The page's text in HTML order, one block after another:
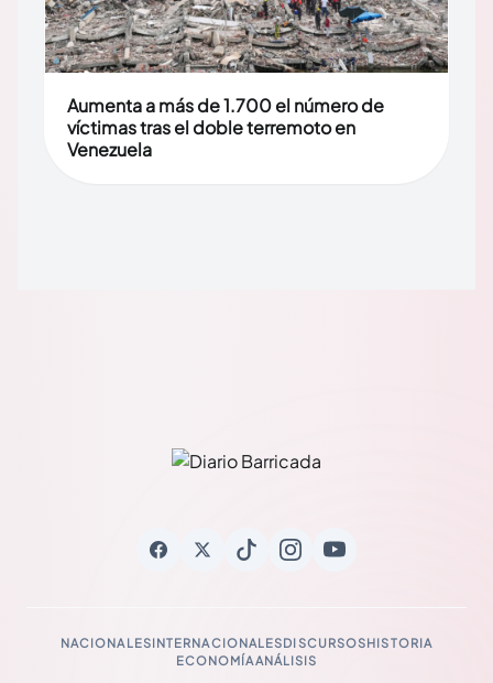
Aumenta a más de 1.700 el número de
víctimas tras el doble terremoto en
Venezuela
NACIONALESINTERNACIONALESDISCURSOSHISTORIA
ECONOMÍAANÁLISIS